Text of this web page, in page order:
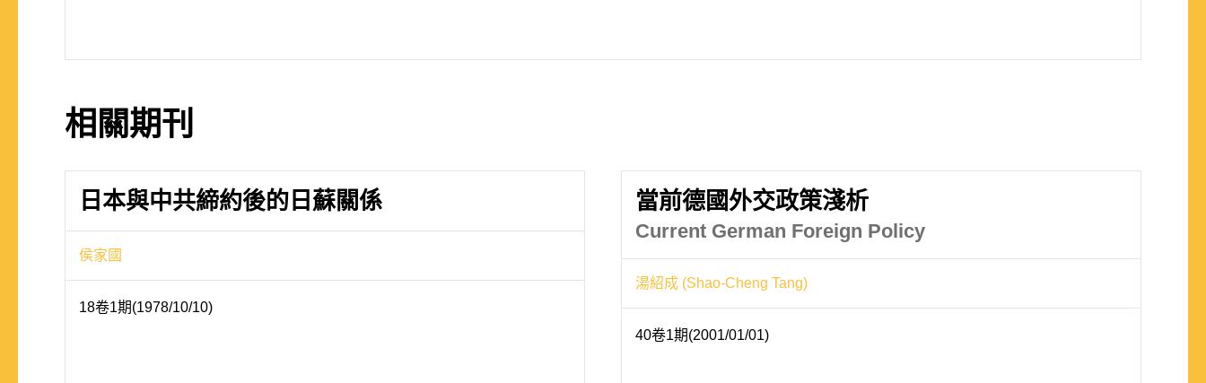
相關期刊
日本與中共締約後的日蘇關係
侯家國
18卷1期(1978/10/10)
當前德國外交政策淺析
Current German Foreign Policy
湯紹成 (Shao-Cheng Tang)
40卷1期(2001/01/01)